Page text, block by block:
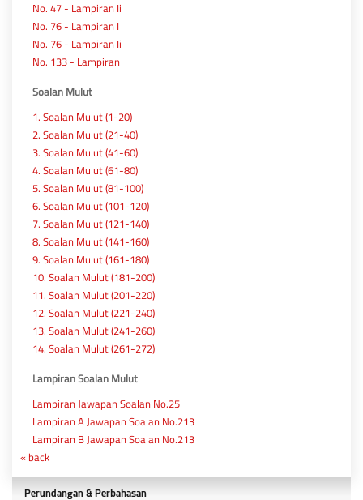
No. 47 - Lampiran Ii
No. 76 - Lampiran I
No. 76 - Lampiran Ii
No. 133 - Lampiran
Soalan Mulut
1. Soalan Mulut (1-20)
2. Soalan Mulut (21-40)
3. Soalan Mulut (41-60)
4. Soalan Mulut (61-80)
5. Soalan Mulut (81-100)
6. Soalan Mulut (101-120)
7. Soalan Mulut (121-140)
8. Soalan Mulut (141-160)
9. Soalan Mulut (161-180)
10. Soalan Mulut (181-200)
11. Soalan Mulut (201-220)
12. Soalan Mulut (221-240)
13. Soalan Mulut (241-260)
14. Soalan Mulut (261-272)
Lampiran Soalan Mulut
Lampiran Jawapan Soalan No.25
Lampiran A Jawapan Soalan No.213
Lampiran B Jawapan Soalan No.213
« back
Perundangan & Perbahasan